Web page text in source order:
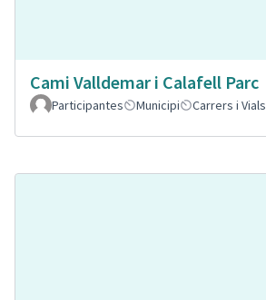
Cami Valldemar i Calafell Parc
Participantes
Municipi Carrers i Vials